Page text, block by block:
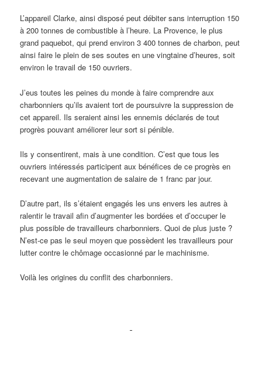
L’appareil Clarke, ainsi disposé peut débiter sans interruption 150
à 200 tonnes de combustible à l’heure. La Provence, le plus
grand paquebot, qui prend environ 3 400 tonnes de charbon, peut
ainsi faire le plein de ses soutes en une vingtaine d’heures, soit
environ le travail de 150 ouvriers.
J’eus toutes les peines du monde à faire comprendre aux
charbonniers qu’ils avaient tort de poursuivre la suppression de
cet appareil. Ils seraient ainsi les ennemis déclarés de tout
progrès pouvant améliorer leur sort si pénible.
Ils y consentirent, mais à une condition. C’est que tous les
ouvriers intéressés participent aux bénéfices de ce progrès en
recevant une augmentation de salaire de 1 franc par jour.
D’autre part, ils s’étaient engagés les uns envers les autres à
ralentir le travail afin d’augmenter les bordées et d’occuper le
plus possible de travailleurs charbonniers. Quoi de plus juste ?
N’est-ce pas le seul moyen que possèdent les travailleurs pour
lutter contre le chômage occasionné par le machinisme.
Voilà les origines du conflit des charbonniers.